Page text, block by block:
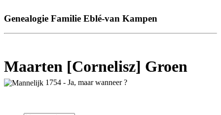
Genealogie Familie Eblé-van Kampen
Maarten [Cornelisz] Groen
1754 - Ja, maar wanneer ?